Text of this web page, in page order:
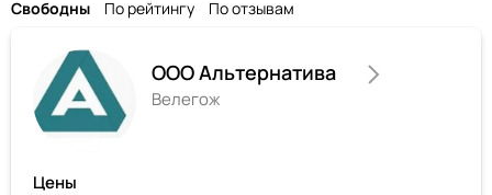
Свободны По рейтингу По отзывам
ООО Альтернатива
Велегож
Цены